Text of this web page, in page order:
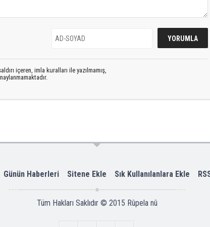
içeren, imla kuralları ile yazılmamış,
Günün Haberleri Sitene Ekle Sık Kullanılanlara Ekle
Tüm Hakları Saklıdır © 2015 Rûpela nû